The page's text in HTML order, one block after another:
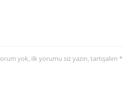
yok, ilk yorumu siz yazın, tartışalım *